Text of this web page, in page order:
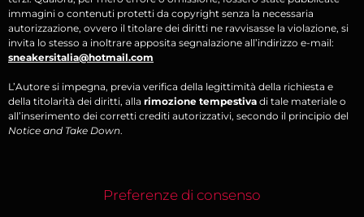
immagini o contenuti protetti da copyright senza la necessaria
autorizzazione, ovvero il titolare dei diritti ne ravvisasse la violazione, si
invita lo stesso a inoltrare apposita segnalazione all’indirizzo e-mail:
sneakersitalia@hotmail.com
L’Autore si impegna, previa verifica della legittimità della richiesta e
della titolarità dei diritti, alla rimozione tempestiva di tale materiale o
all’inserimento dei corretti crediti autorizzativi, secondo il principio del
Notice and Take Down.
Preferenze di consenso